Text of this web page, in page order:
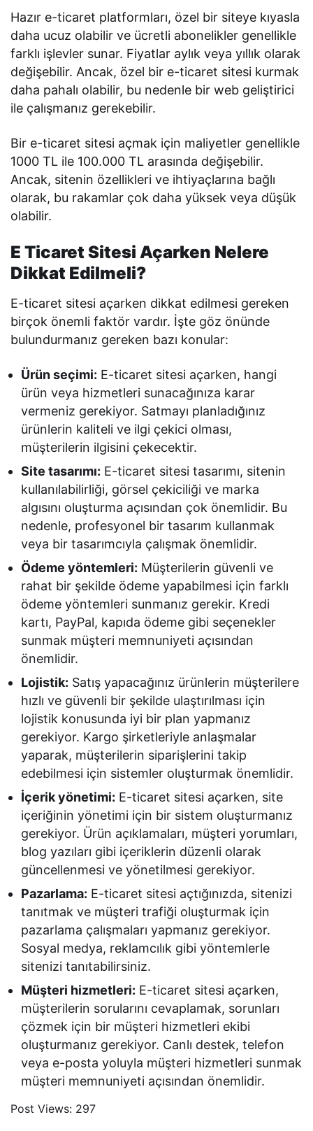
Hazır e-ticaret platformları, özel bir siteye kıyasla
daha ucuz olabilir ve ücretli abonelikler genellikle
farklı işlevler sunar. Fiyatlar aylık veya yıllık olarak
değişebilir. Ancak, özel bir e-ticaret sitesi kurmak
daha pahalı olabilir, bu nedenle bir web geliştirici
ile çalışmanız gerekebilir.
Bir e-ticaret sitesi açmak için maliyetler genellikle
1000 TL ile 100.000 TL arasında değişebilir.
Ancak, sitenin özellikleri ve ihtiyaçlarına bağlı
olarak, bu rakamlar çok daha yüksek veya düşük
olabilir.
E Ticaret Sitesi Açarken Nelere
Dikkat Edilmeli?
E-ticaret sitesi açarken dikkat edilmesi gereken
birçok önemli faktör vardır. İşte göz önünde
bulundurmanız gereken bazı konular:
Ürün seçimi: E-ticaret sitesi açarken, hangi
ürün veya hizmetleri sunacağınıza karar
vermeniz gerekiyor. Satmayı planladığınız
ürünlerin kaliteli ve ilgi çekici olması,
müşterilerin ilgisini çekecektir.
Site tasarımı: E-ticaret sitesi tasarımı, sitenin
kullanılabilirliği, görsel çekiciliği ve marka
algısını oluşturma açısından çok önemlidir. Bu
nedenle, profesyonel bir tasarım kullanmak
veya bir tasarımcıyla çalışmak önemlidir.
Ödeme yöntemleri: Müşterilerin güvenli ve
rahat bir şekilde ödeme yapabilmesi için farklı
ödeme yöntemleri sunmanız gerekir. Kredi
kartı, PayPal, kapıda ödeme gibi seçenekler
sunmak müşteri memnuniyeti açısından
önemlidir.
Lojistik: Satış yapacağınız ürünlerin müşterilere
hızlı ve güvenli bir şekilde ulaştırılması için
lojistik konusunda iyi bir plan yapmanız
gerekiyor. Kargo şirketleriyle anlaşmalar
yaparak, müşterilerin siparişlerini takip
edebilmesi için sistemler oluşturmak önemlidir.
İçerik yönetimi: E-ticaret sitesi açarken, site
içeriğinin yönetimi için bir sistem oluşturmanız
gerekiyor. Ürün açıklamaları, müşteri yorumları,
blog yazıları gibi içeriklerin düzenli olarak
güncellenmesi ve yönetilmesi gerekiyor.
Pazarlama: E-ticaret sitesi açtığınızda, sitenizi
tanıtmak ve müşteri trafiği oluşturmak için
pazarlama çalışmaları yapmanız gerekiyor.
Sosyal medya, reklamcılık gibi yöntemlerle
sitenizi tanıtabilirsiniz.
Müşteri hizmetleri: E-ticaret sitesi açarken,
müşterilerin sorularını cevaplamak, sorunları
çözmek için bir müşteri hizmetleri ekibi
oluşturmanız gerekiyor. Canlı destek, telefon
veya e-posta yoluyla müşteri hizmetleri sunmak
müşteri memnuniyeti açısından önemlidir.
Post Views: 297